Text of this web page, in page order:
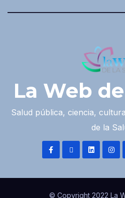
La Web
Salud pública, ciencia,
de la
© Copyright 2022 La